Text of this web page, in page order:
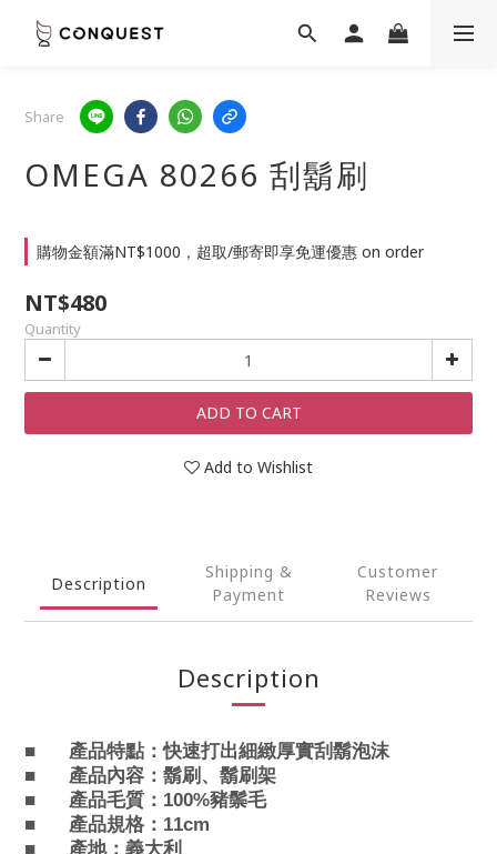
Share
OMEGA 80266 刮鬍刷
購物金額滿NT$1000，超取/郵寄即享免運優惠 on order
NT$480
Quantity
ADD TO CART
Add to Wishlist
Description
Shipping &
Payment
Customer
Reviews
Description
■ 產品特點：快速打出細緻厚實刮鬍泡沫
■ 產品內容：鬍刷、鬍刷架
■ 產品毛質：100%豬鬃毛
■ 產品規格：11cm
■ 產地：義大利